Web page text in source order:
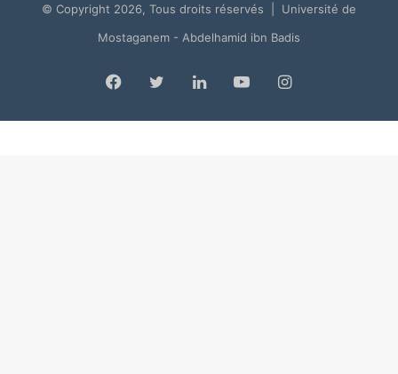
© Copyright 2026, Tous droits réservés | Université de
Mostaganem - Abdelhamid ibn Badis
Facebook
TwitterLinkedInYouTubeInstagram